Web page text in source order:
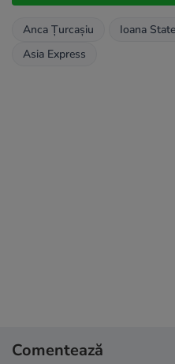
Anca Țurcașiu Ioana State
Asia Express
Comentează